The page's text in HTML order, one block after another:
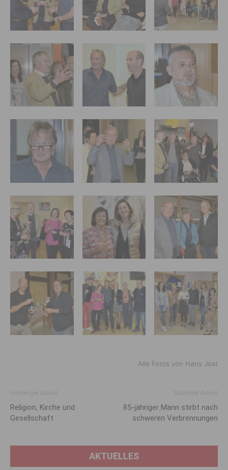
Alle Fotos von Hans Jost
Religion, Kirche und
Gesellschaft
85-jähriger Mann stirbt nach
schweren Verbrennungen
AKTUELLES